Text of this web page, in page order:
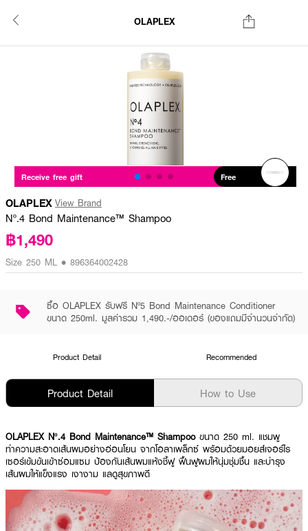
OLAPLEX
Receive free gift Free
OLAPLEX View Brand
Nº.4 Bond Maintenance™ Shampoo
฿1,490
Size 250 ML • 896364002428
ซื้อ OLAPLEX รับฟรี Nº5 Bond Maintenance Conditioner
ขนาด 250ml. มูลค่ารวม 1,490.-/ออเดอร์ (ของแถมมีจำนวนจำกัด)
Product Detail Recommended
Product Detail How to Use
OLAPLEX Nº.4 Bond Maintenance™ Shampooขนาด 250 ml. แชมพู
ทำความสะอาดเส้นผมอย่างอ่อนโยน จากโอลาเพล็กซ์ พร้อมด้วยมอยส์เจอร์ไร
เซอร์เข้มข้นเข้าซ่อมแซม ป้องกันเส้นผมแห้งชี้ฟู ฟื้นฟูผมให้นุ่มชุ่มชื้น และบำรุง
เส้นผมให้แข็งแรง เงางาม แลดูสุขภาพดี